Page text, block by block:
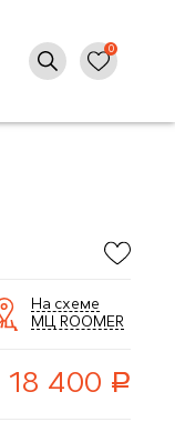
На схеме
МЦ ROOMER
18 400 руб.